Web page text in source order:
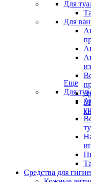
Для
Для
Еще
Для
Средства для